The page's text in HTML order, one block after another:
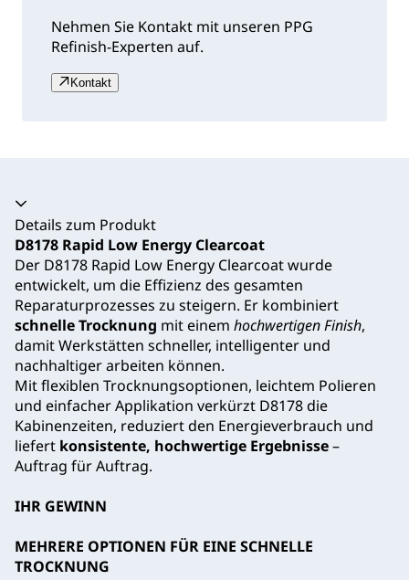
Nehmen Sie Kontakt mit unseren PPG
Refinish-Experten auf.
Kontakt
Akkordeon zusammengeklappt
Details zum Produkt
D8178 Rapid Low Energy Clearcoat
Der D8178 Rapid Low Energy Clearcoat wurde
entwickelt, um die Effizienz des gesamten
Reparaturprozesses zu steigern. Er kombiniert
schnelle Trocknung mit einem hochwertigen Finish,
damit Werkstätten schneller, intelligenter und
nachhaltiger arbeiten können.
Mit flexiblen Trocknungsoptionen, leichtem Polieren
und einfacher Applikation verkürzt D8178 die
Kabinenzeiten, reduziert den Energieverbrauch und
liefert konsistente, hochwertige Ergebnisse–
Auftrag für Auftrag.
IHR GEWINN
MEHRERE OPTIONEN FÜR EINE SCHNELLE
TROCKNUNG